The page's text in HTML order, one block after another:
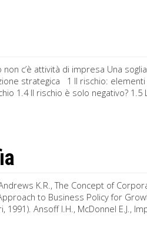
c’è attività di impresa Una
strategica 1 Il rischio:
1.4 Il rischio è solo negativo? 1.5
K.R., The Concept of
to Business Policy for
Ansoff I.H., McDonnel E.J.,